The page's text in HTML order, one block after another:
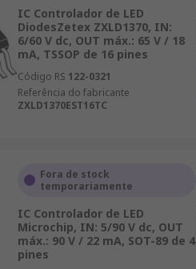
IC Controlador de LED
DiodesZetex ZXLD1370, IN:
6/60 V dc, OUT máx.: 65 V / 18
mA, TSSOP de 16 pines
Código RS 122-0321
Referência do fabricante
ZXLD1370EST16TC
Fora de stock
temporariamente
IC Controlador de LED
Microchip, IN: 5/90 V dc, OUT
máx.: 90 V / 22 mA, SOT-89 de 4
pines